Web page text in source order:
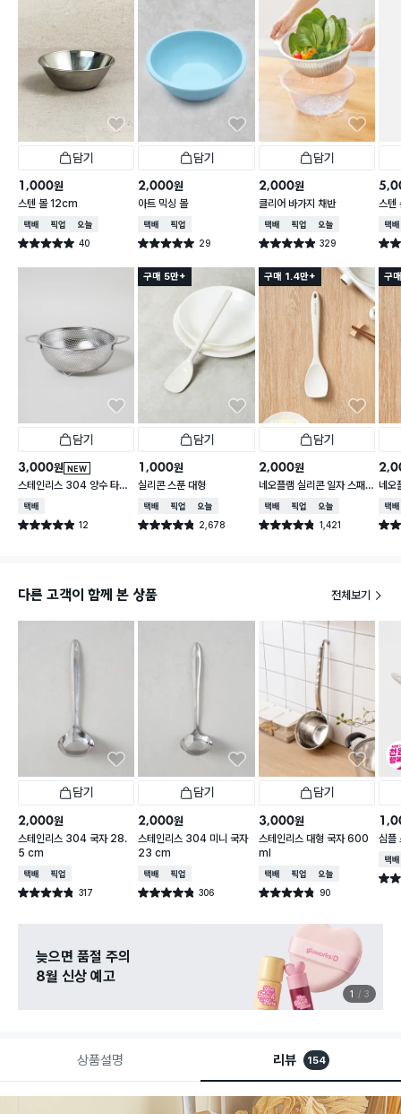
담기
1,000원
스텐 볼 12cm
택배배송매장픽업오늘배송
별점 5.0점 40
건 작성
담기
2,000원
아트 믹싱 볼
택배배송매장픽업
별점 5.0점 29
건 작성
담기
2,000원
클리어 바가지 채반
택배배송매장픽업오늘배송
별점 4.9점 329
건 작성
스텐
택배
별점
담기
NEW
3,000원
스테인리스 304 양수 타공
채반 19 cm
택배배송
별점 4.9점 12
건 작성
구매 5만+
담기
1,000원
실리콘 스푼 대형
택배배송매장픽업오늘배송
별점 4.8점 2,678
건 작성
구매 1.4만+
담기
2,000원
네오플램 실리콘 일자 스패
츌러
택배배송매장픽업오늘배송
별점 4.8점 1,421
건 작성
구
네오
택배
별점
다른 고객이 함께 본 상품 전체보기
담기
2,000원
스테인리스 304 국자 28.
5 cm
택배배송매장픽업
별점 4.8점 317
건 작성
담기
2,000원
스테인리스 304 미니 국자
23 cm
택배배송매장픽업
별점 4.8점 306
건 작성
담기
3,000원
스테인리스 대형 국자 600
ml
택배배송매장픽업오늘배송
별점 4.8점 90
건 작성
심플
택배
별점
늦으면 품절 주의
8월 신상 예고
1 3
상품설명 리뷰 154